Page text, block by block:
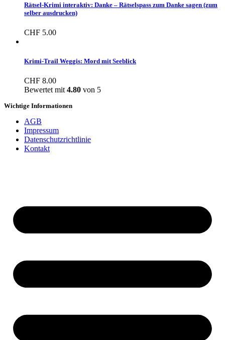
Rätsel-Krimi interaktiv: Danke – Rätselspass zum Danke sagen (zum
selber ausdrucken)
CHF 5.00
Krimi-Trail Weggis: Mord mit Seeblick
CHF 8.00
Bewertet mit 4.80 von 5
Wichtige Informationen
AGB
Impressum
Datenschutzrichtlinie
Kontakt